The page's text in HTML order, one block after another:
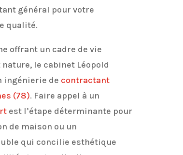
général pour votre
qualité.
offrant un cadre de vie
le cabinet Léopold
ingénierie de contractant
(78). Faire appel à un
est l’étape déterminante pour
de maison ou un
qui concilie esthétique